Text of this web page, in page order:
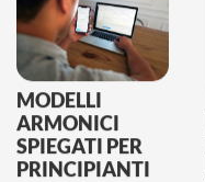
MODELLI
ARMONICI
SPIEGATI PER
PRINCIPIANTI